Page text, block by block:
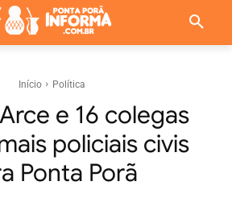
Início Política
e 16 colegas
policiais civis
Ponta Porã